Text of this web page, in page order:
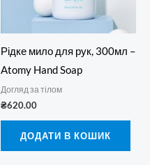
Рідке мило для рук, 300мл –
Atomy Hand Soap
Догляд за тілом
₴620.00
ДОДАТИ В КОШИК